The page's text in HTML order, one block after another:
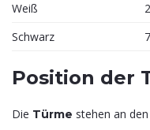
Weiß 2
Schwarz
7
Position der
Die Türme stehen an